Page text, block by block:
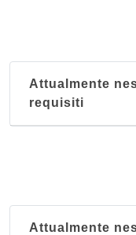
Attualmente
requisiti
Attualmente